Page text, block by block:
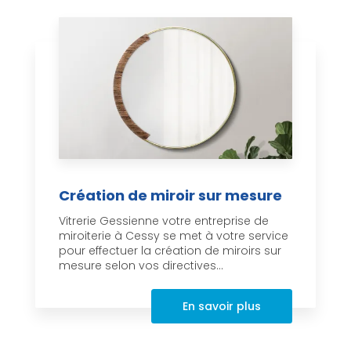
Création de miroir sur mesure
Vitrerie Gessienne votre entreprise de
miroiterie à Cessy se met à votre service
pour effectuer la création de miroirs sur
mesure selon vos directives...
En savoir plus